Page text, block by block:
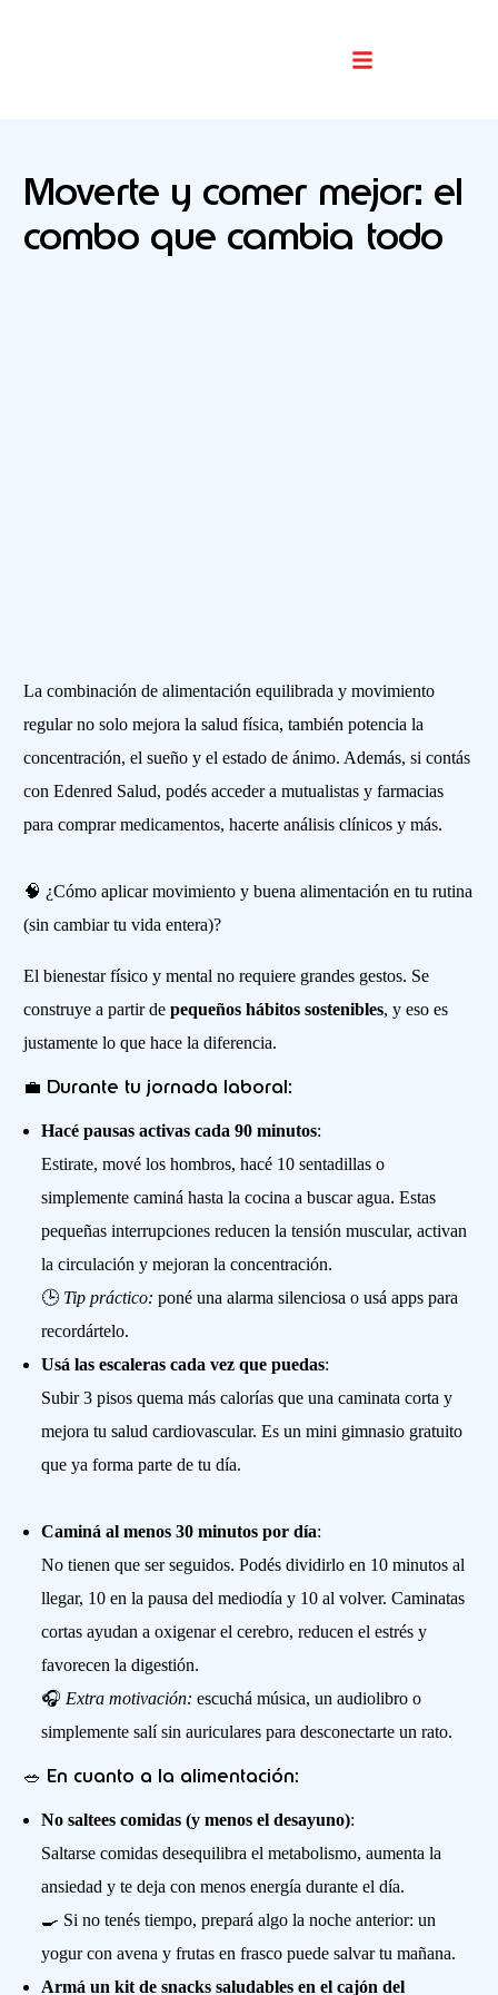
Moverte y comer mejor: el
combo que cambia todo
La combinación de alimentación equilibrada y movimiento
regular no solo mejora la salud física, también potencia la
concentración, el sueño y el estado de ánimo. Además, si contás
con Edenred Salud, podés acceder a mutualistas y farmacias
para comprar medicamentos, hacerte análisis clínicos y más.
🧠 ¿Cómo aplicar movimiento y buena alimentación en tu rutina
(sin cambiar tu vida entera)?
El bienestar físico y mental no requiere grandes gestos. Se
construye a partir depequeños hábitos sostenibles, y eso es
justamente lo que hace la diferencia.
💼 Durante tu jornada laboral:
Hacé pausas activas cada 90 minutos:
Estirate, mové los hombros, hacé 10 sentadillas o
simplemente caminá hasta la cocina a buscar agua. Estas
pequeñas interrupciones reducen la tensión muscular, activan
la circulación y mejoran la concentración.
🕒 Tip práctico: poné una alarma silenciosa o usá apps para
recordártelo.
Usá las escaleras cada vez que puedas:
Subir 3 pisos quema más calorías que una caminata corta y
mejora tu salud cardiovascular. Es un mini gimnasio gratuito
que ya forma parte de tu día.
Caminá al menos 30 minutos por día:
No tienen que ser seguidos. Podés dividirlo en 10 minutos al
llegar, 10 en la pausa del mediodía y 10 al volver. Caminatas
cortas ayudan a oxigenar el cerebro, reducen el estrés y
favorecen la digestión.
🎧 Extra motivación: escuchá música, un audiolibro o
simplemente salí sin auriculares para desconectarte un rato.
🥗 En cuanto a la alimentación:
No saltees comidas (y menos el desayuno):
Saltarse comidas desequilibra el metabolismo, aumenta la
ansiedad y te deja con menos energía durante el día.
🍳 Si no tenés tiempo, prepará algo la noche anterior: un
yogur con avena y frutas en frasco puede salvar tu mañana.
Armá un kit de snacks saludables en el cajón del